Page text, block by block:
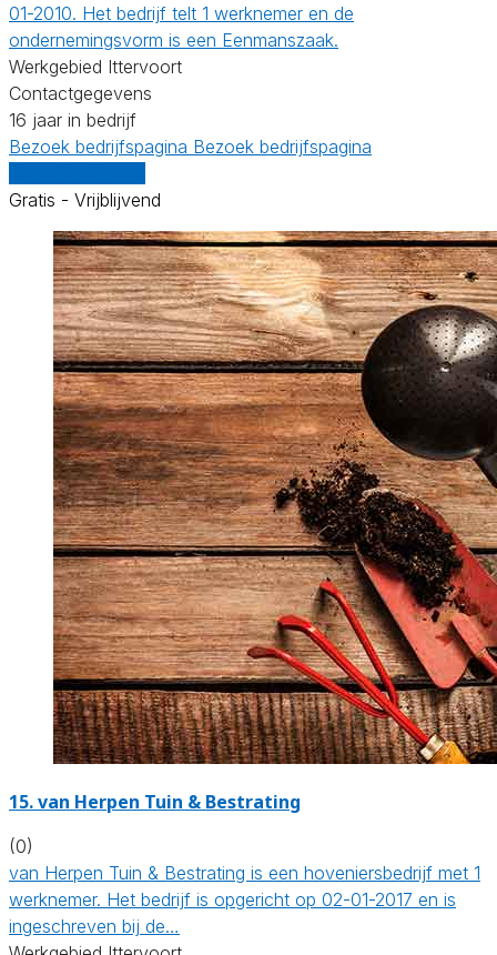
01-2010. Het bedrijf telt 1 werknemer en de
ondernemingsvorm is een Eenmanszaak.
Werkgebied Ittervoort
Contactgegevens
16 jaar in bedrijf
Bezoek bedrijfspagina Bezoek bedrijfspagina
Gratis - Vrijblijvend
15.van Herpen Tuin & Bestrating
(0)
van Herpen Tuin & Bestrating is een hoveniersbedrijf met 1
werknemer. Het bedrijf is opgericht op 02-01-2017 en is
ingeschreven bij de…